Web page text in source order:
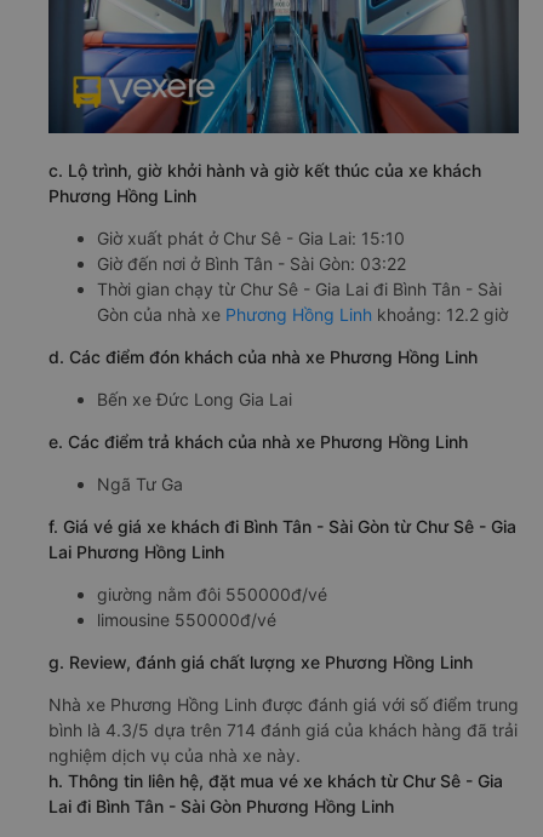
c. Lộ trình, giờ khởi hành và giờ kết thúc của xe khách
Phương Hồng Linh
Giờ xuất phát ở Chư Sê - Gia Lai: 15:10
Giờ đến nơi ở Bình Tân - Sài Gòn: 03:22
Thời gian chạy từ Chư Sê - Gia Lai đi Bình Tân - Sài
Gòn của nhà xe Phương Hồng Linh khoảng: 12.2 giờ
d. Các điểm đón khách của nhà xe Phương Hồng Linh
Bến xe Đức Long Gia Lai
e. Các điểm trả khách của nhà xe Phương Hồng Linh
Ngã Tư Ga
f. Giá vé giá xe khách đi Bình Tân - Sài Gòn từ Chư Sê - Gia
Lai Phương Hồng Linh
giường nằm đôi 550000đ/vé
limousine 550000đ/vé
g. Review, đánh giá chất lượng xe Phương Hồng Linh
Nhà xe Phương Hồng Linh được đánh giá với số điểm trung
bình là 4.3/5 dựa trên 714 đánh giá của khách hàng đã trải
nghiệm dịch vụ của nhà xe này.
h. Thông tin liên hệ, đặt mua vé xe khách từ Chư Sê - Gia
Lai đi Bình Tân - Sài Gòn Phương Hồng Linh